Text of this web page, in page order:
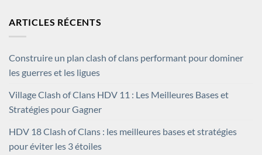
ARTICLES RÉCENTS
Construire un plan clash of clans performant pour dominer
les guerres et les ligues
Village Clash of Clans HDV 11 : Les Meilleures Bases et
Stratégies pour Gagner
HDV 18 Clash of Clans : les meilleures bases et stratégies
pour éviter les 3 étoiles